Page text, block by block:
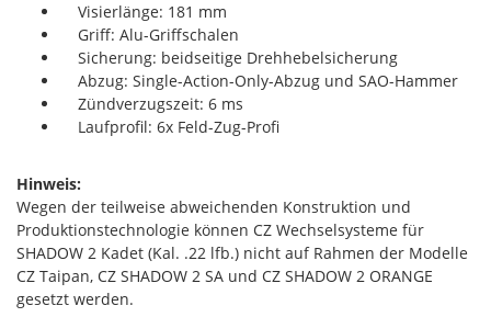
Visierlänge: 181 mm
Griff: Alu-Griffschalen
Sicherung: beidseitige Drehhebelsicherung
Abzug: Single-Action-Only-Abzug und SAO-Hammer
Zündverzugszeit: 6 ms
Laufprofil: 6x Feld-Zug-Profi
Hinweis:
Wegen der teilweise abweichenden Konstruktion und
Produktionstechnologie können CZ Wechselsysteme für
SHADOW 2 Kadet (Kal. .22 lfb.) nicht auf Rahmen der Modelle
CZ Taipan, CZ SHADOW 2 SA und CZ SHADOW 2 ORANGE
gesetzt werden.